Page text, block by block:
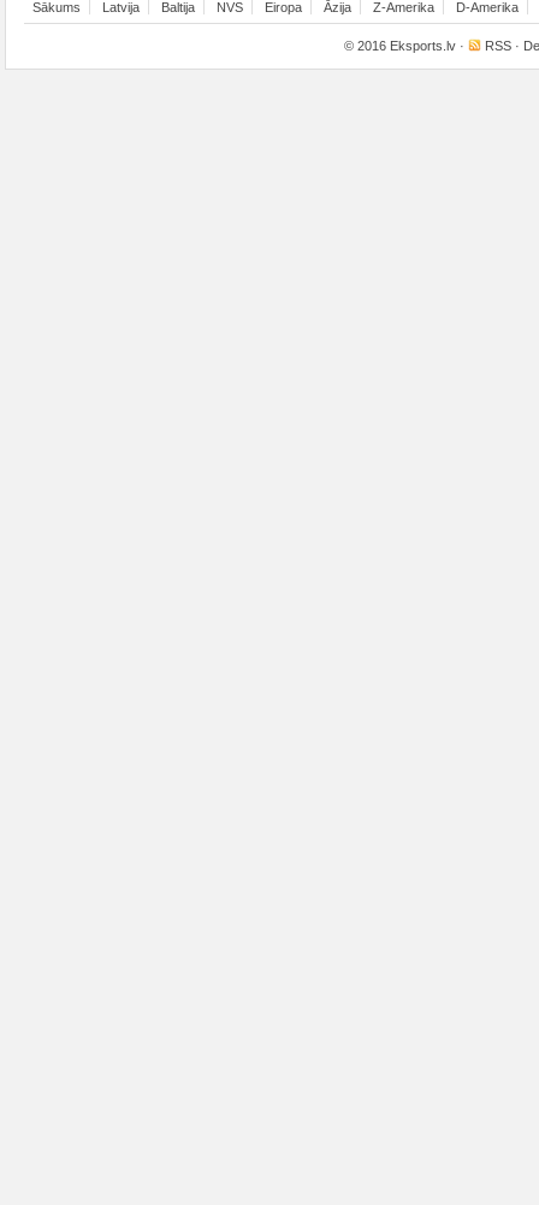
Sākums Latvija Baltija NVS Eiropa Āzija Z-Amerika D-Amerika
© 2016 Eksports.lv · RSS ·